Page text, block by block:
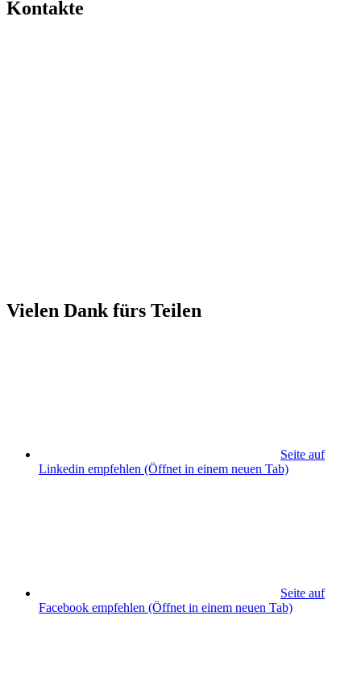
Kontakte
Vielen Dank fürs Teilen
Seite auf
Linkedin empfehlen (Öffnet in einem neuen Tab)
Seite auf
Facebook empfehlen (Öffnet in einem neuen Tab)